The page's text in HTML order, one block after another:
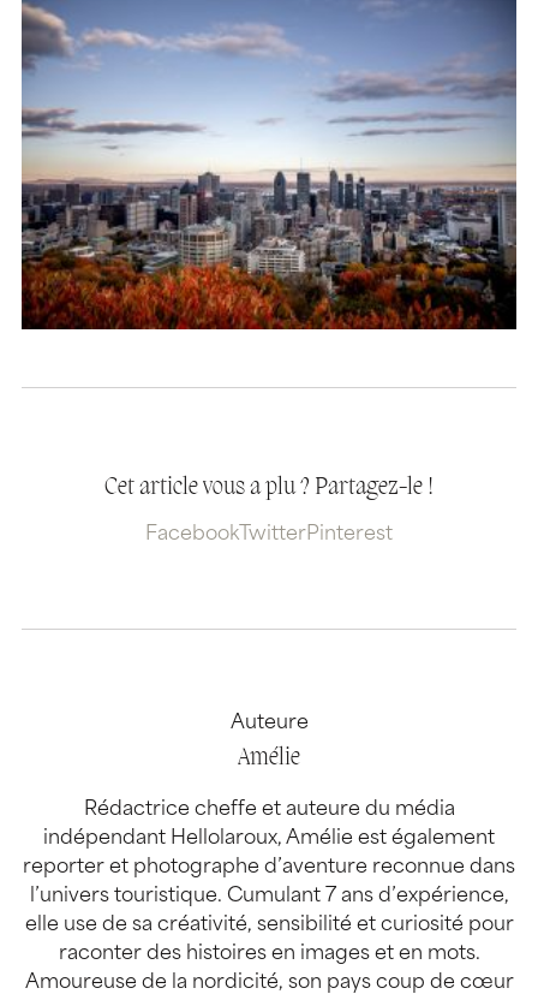
Cet article vous a plu ? Partagez-le !
Facebook TwitterPinterest
Auteure
Amélie
Rédactrice cheffe et auteure du média
indépendant Hellolaroux, Amélie est également
reporter et photographe d’aventure reconnue dans
l’univers touristique. Cumulant 7 ans d’expérience,
elle use de sa créativité, sensibilité et curiosité pour
raconter des histoires en images et en mots.
Amoureuse de la nordicité, son pays coup de cœur